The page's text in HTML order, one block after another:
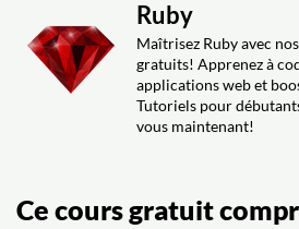
d'héritage dans la création
Ruby ?
Ruby ?
Leçon vidéo :
: Les modules : Mixins
Exercice: _Comment peut-on
créer des sortes de mixi dans
Exercice: _Qu'est-ce que les
Ruby
Maîtrisez Ruby avec
gratuits! Apprenez à
applications web et
Tutoriels pour
vous maintenant!
Ce cours gratuit